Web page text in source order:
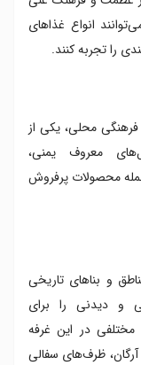
انواع غذاهای
را تجربه کنند.
محلی، یکی از
معروف یمنی،
محصولات پرفروش
و بناهای تاریخی
و دیدنی را برای
مختلفی در این غرفه
ظرف‌های سفالی